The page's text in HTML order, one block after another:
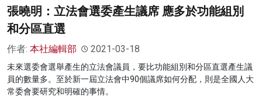
張曉明：立法會選委產生議席 應多於功能組別
和分區直選
作者: 本社編輯部 2021-03-18
未來選委會選舉產生的立法會議員，要比功能組別和分區直選產生議
員的數量多。至於新一屆立法會中90個議席如何分配，則是全國人大
常委會要研究和明確的事情。